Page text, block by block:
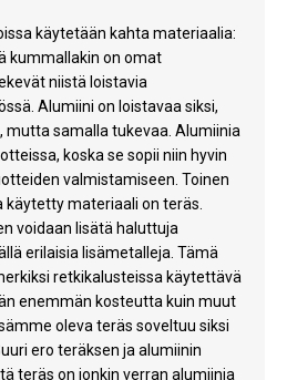
käytetään kahta materiaalia:
kummallakin on omat
niistä loistavia
Alumiini on loistavaa siksi,
mutta samalla tukevaa. Alumiinia
koska se sopii niin hyvin
valmistamiseen. Toinen
materiaali on teräs.
voidaan lisätä haluttuja
erilaisia lisämetalleja. Tämä
retkikalusteissa käytettävä
enemmän kosteutta kuin muut
oleva teräs soveltuu siksi
ero teräksen ja alumiinin
teräs on jonkin verran alumiinia